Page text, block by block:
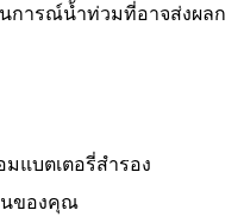
การณ์น้ำท่วมที่อาจส่งผลก
แบตเตอรี่สำรอง
นของคุณ